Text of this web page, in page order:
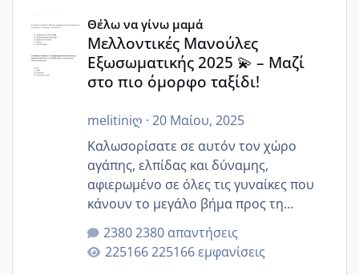
Μελλοντικές Μανούλες Εξωσωματικής 2025 💫 – Μαζί
Θέλω να γίνω μαμά
Μελλοντικές Μανούλες
Εξωσωματικής 2025 💫 – Μαζί
στο πιο όμορφο ταξίδι!
melitiniღ · 20 Μαίου, 2025
Καλωσορίσατε σε αυτόν τον χώρο
αγάπης, ελπίδας και δύναμης,
αφιερωμένο σε όλες τις γυναίκες που
κάνουν το μεγάλο βήμα προς τη
μητρότητα μέσω εξωσωματικής το 2025.
Εδώ θα μοιραστούμε αγωνίες, χαρές,
εμπειρίες και κάθε μικρή ή μεγάλη
2380 απαντήσεις
225166 εμφανίσεις